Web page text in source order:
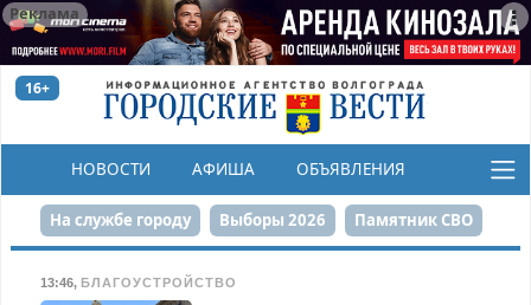
Реклама
16+
НОВОСТИ АФИША ОБЪЯВЛЕНИЯ
КОНКУРСЫ
На службе городу Выборы 2026 Памятник СВО
Сталинград в сердце
13:46, БЛАГОУСТРОЙСТВО